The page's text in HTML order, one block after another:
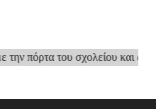
πόρτα του σχολείου και